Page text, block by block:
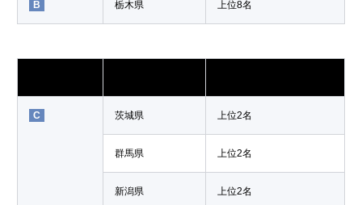
B 栃木県 上位8名
C 茨城県 上位2名
群馬県 上位2名
新潟県 上位2名